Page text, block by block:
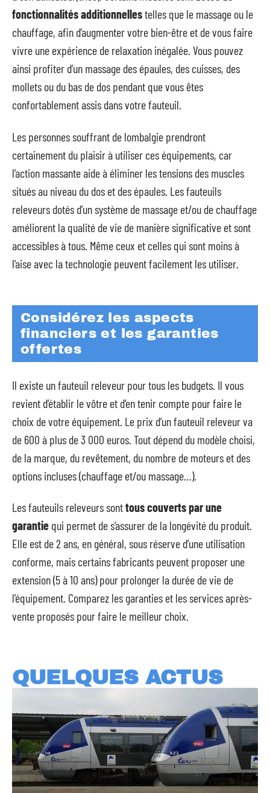
fonctionnalités additionnellestelles que le massage ou le
chauffage, afin d’augmenter votre bien-être et de vous faire
vivre une expérience de relaxation inégalée. Vous pouvez
ainsi profiter d’un massage des épaules, des cuisses, des
mollets ou du bas de dos pendant que vous êtes
confortablement assis dans votre fauteuil.
Les personnes souffrant de lombalgie prendront
certainement du plaisir à utiliser ces équipements, car
l’action massante aide à éliminer les tensions des muscles
situés au niveau du dos et des épaules. Les fauteuils
releveurs dotés d’un système de massage et/ou de chauffage
améliorent la qualité de vie de manière significative et sont
accessibles à tous. Même ceux et celles qui sont moins à
l’aise avec la technologie peuvent facilement les utiliser.
Considérez les aspects
financiers et les garanties
offertes
Il existe un fauteuil releveur pour tous les budgets. Il vous
revient d’établir le vôtre et d’en tenir compte pour faire le
choix de votre équipement. Le prix d’un fauteuil releveur va
de 600 à plus de 3 000 euros. Tout dépend du modèle choisi,
de la marque, du revêtement, du nombre de moteurs et des
options incluses (chauffage et/ou massage…).
Les fauteuils releveurs sonttous couverts par une
garantie qui permet de s’assurer de la longévité du produit.
Elle est de 2 ans, en général, sous réserve d’une utilisation
conforme, mais certains fabricants peuvent proposer une
extension (5 à 10 ans) pour prolonger la durée de vie de
l’équipement. Comparez les garanties et les services après-
vente proposés pour faire le meilleur choix.
QUELQUES ACTUS